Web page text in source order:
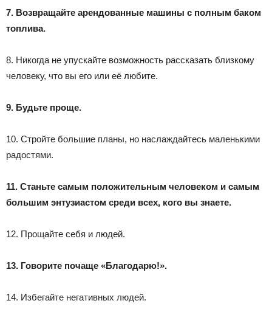
7. Возвращайте арендованные машины с полным баком
топлива.
8. Никогда не упускайте возможность рассказать близкому
человеку, что вы его или её любите.
9. Будьте проще.
10. Стройте большие планы, но наслаждайтесь маленькими
радостями.
11. Станьте самым положительным человеком и самым
большим энтузиастом среди всех, кого вы знаете.
12. Прощайте себя и людей.
13. Говорите почаще «Благодарю!».
14. Избегайте негативных людей.